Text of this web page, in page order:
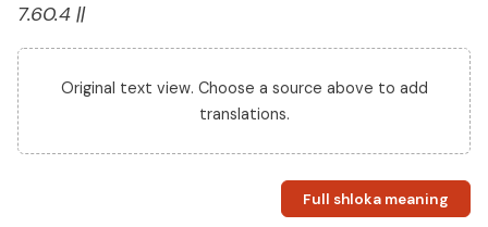
7.60.4 ||
Original text view. Choose a source above to add
translations.
Full shloka meaning